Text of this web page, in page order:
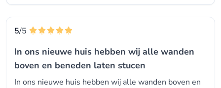
5/5
In ons nieuwe huis hebben wij alle wanden
boven en beneden laten stucen
In ons nieuwe huis hebben wij alle wanden boven en